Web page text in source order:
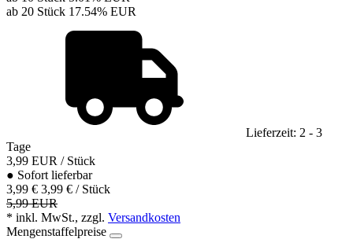
ab 20 Stück 17.54% EUR
Lieferzeit: 2 - 3
Tage
3,99 EUR / Stück
● Sofort lieferbar
3,99 € 3,99 € / Stück
5,99 EUR
* inkl. MwSt., zzgl. Versandkosten
Mengenstaffelpreise